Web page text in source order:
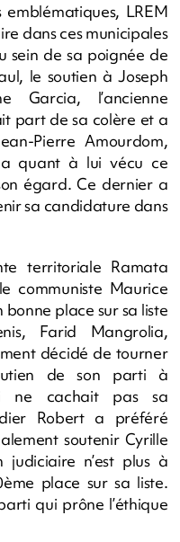
LREM
dans ces municipales
sein de sa poignée de
le soutien à Joseph
Garcia, l’ancienne
part de sa colère et a
Pierre Amourdom,
quant à lui vécu ce
égard. Ce dernier a
sa candidature dans
territoriale Ramata
communiste Maurice
bonne place sur sa liste
Farid Mangrolia,
décidé de tourner
de son parti à
ne cachait pas sa
Robert a préféré
soutenir Cyrille
n’est plus à
place sur sa liste.
qui prône l’éthique